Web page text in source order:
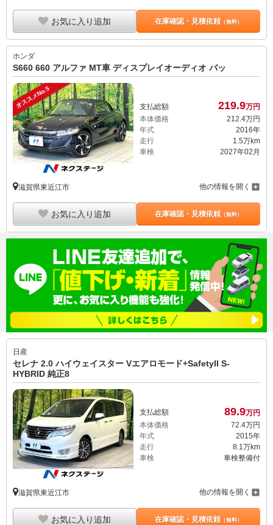
お気に入り追加 在庫確認・見積依頼（無料）
ホンダ
S660 660 アルファ MT車 ディスプレイオーディオ バッ
オススメNo.5 支払総額 219.9万円
本体価格
212.4万円
年式
2016年
走行
1.5万km
車検
2027年02月
滋賀県東近江市 他の情報を開く
お気に入り追加 在庫確認・見積依頼（無料）
日産
セレナ 2.0 ハイウェイスター Vエアロモード+SafetyII S-
HYBRID 純正8
支払総額 89.9万円
本体価格
72. 4万円
年式
2015年
走行
8.1万km
車検
車検整備付
滋賀県東近江市 他の情報を開く
お気に入り追加 在庫確認・見積依頼（無料）